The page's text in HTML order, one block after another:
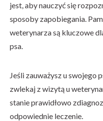
jest, aby nauczyć się
sposoby zapobiegania.
weterynarza są kluczowe
psa.
Jeśli zauważysz u swojego
zwlekaj z wizytą u
stanie prawidłowo
odpowiednie leczenie.